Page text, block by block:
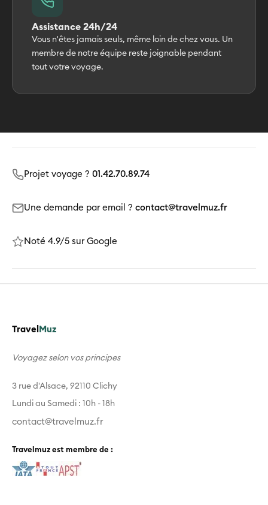
Assistance 24h/24
Vous n'êtes jamais seuls, même loin de chez vous. Un
membre de notre équipe reste joignable pendant
tout votre voyage.
Projet voyage ? 01.42.70.89.74
Une demande par email ? contact@travelmuz.fr
Noté 4.9/5 sur Google
Travel Muz
Voyagez selon vos principes
3 rue d'Alsace, 92110 Clichy
Lundi au Samedi : 10h - 18h
contact@travelmuz.fr
Travelmuz est membre de :